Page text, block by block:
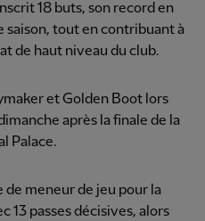
18 buts, son record en
saison, tout en contribuant à
de haut niveau du club.
et Golden Boot lors
après la finale de la
Palace.
meneur de jeu pour la
13 passes décisives, alors